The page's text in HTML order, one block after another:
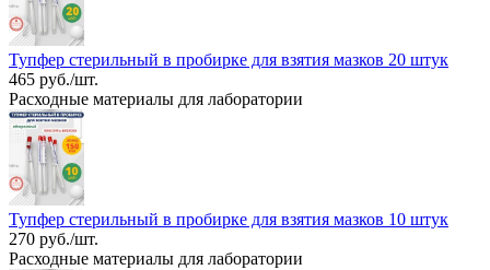
Тупфер стерильный в пробирке для взятия мазков 20 штук
465 руб./шт.
Расходные материалы для лаборатории
Тупфер стерильный в пробирке для взятия мазков 10 штук
270 руб./шт.
Расходные материалы для лаборатории